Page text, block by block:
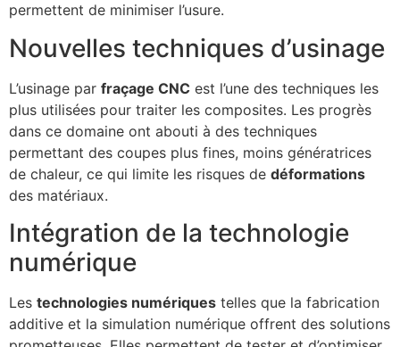
permettent de minimiser l’usure.
Nouvelles techniques d’usinage
L’usinage par fraçage CNC est l’une des techniques les
plus utilisées pour traiter les composites. Les progrès
dans ce domaine ont abouti à des techniques
permettant des coupes plus fines, moins génératrices
de chaleur, ce qui limite les risques de déformations
des matériaux.
Intégration de la technologie
numérique
Les technologies numériques telles que la fabrication
additive et la simulation numérique offrent des solutions